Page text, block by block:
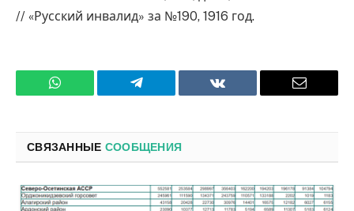
WhatsApp Телеграмм ВКонтакте
СВЯЗАННЫЕ СООБЩЕНИЯ